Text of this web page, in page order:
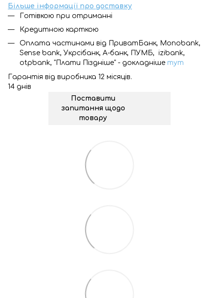
Більше інформації про доставку
Готівкою при отриманні
Кредитною карткою
Оплата частинами від ПриватБанк, Monobank,
Sense bank, Укрсібанк, А-банк, ПУМБ, izibank,
otpbank, "Плати Піздніше" - докладніше тут
Гарантія від виробника 12 місяців.
14 днів
Поставити
запитання щодо
товару